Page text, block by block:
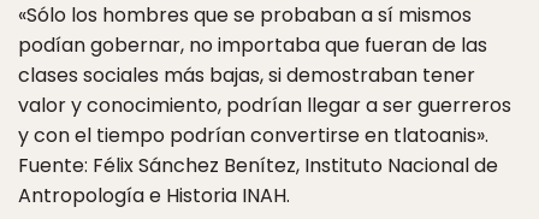
«Sólo los hombres que se probaban a sí mismos
podían gobernar, no importaba que fueran de las
clases sociales más bajas, si demostraban tener
valor y conocimiento, podrían llegar a ser guerreros
y con el tiempo podrían convertirse en tlatoanis».
Fuente: Félix Sánchez Benítez, Instituto Nacional de
Antropología e Historia INAH.